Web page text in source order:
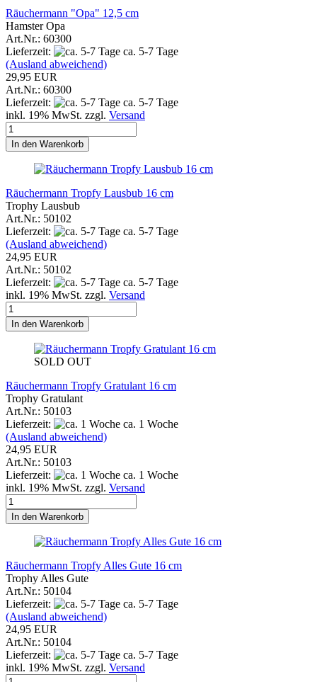
Räuchermann "Opa" 12,5 cm
Hamster Opa
Art.Nr.: 60300
Lieferzeit:
ca. 5-7 Tage
(Ausland abweichend)
29,95 EUR
Art.Nr.: 60300
Lieferzeit:
ca. 5-7 Tage
inkl. 19% MwSt. zzgl. Versand
In den Warenkorb
Räuchermann Tropfy Lausbub 16 cm
Trophy Lausbub
Art.Nr.: 50102
Lieferzeit:
ca. 5-7 Tage
(Ausland abweichend)
24,95 EUR
Art.Nr.: 50102
Lieferzeit:
ca. 5-7 Tage
inkl. 19% MwSt. zzgl. Versand
In den Warenkorb
SOLD OUT
Räuchermann Tropfy Gratulant 16 cm
Trophy Gratulant
Art.Nr.: 50103
Lieferzeit:
ca. 1 Woche
(Ausland abweichend)
24,95 EUR
Art.Nr.: 50103
Lieferzeit:
ca. 1 Woche
inkl. 19% MwSt. zzgl. Versand
In den Warenkorb
Räuchermann Tropfy Alles Gute 16 cm
Trophy Alles Gute
Art.Nr.: 50104
Lieferzeit:
ca. 5-7 Tage
(Ausland abweichend)
24,95 EUR
Art.Nr.: 50104
Lieferzeit:
ca. 5-7 Tage
inkl. 19% MwSt. zzgl. Versand